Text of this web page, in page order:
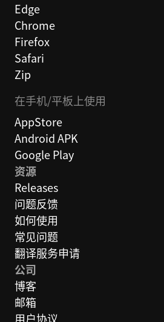
Edge
Chrome
Firefox
Safari
Zip
在手机/平板上使用
AppStore
Android APK
Google Play
资源
Releases
问题反馈
如何使用
常见问题
翻译服务申请
公司
博客
邮箱
用户协议